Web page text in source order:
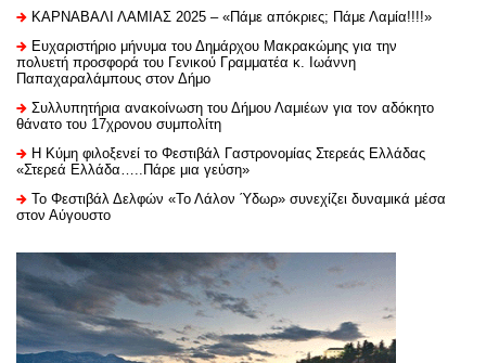
ΚΑΡΝΑΒΑΛΙ ΛΑΜΙΑΣ 2025 – «Πάμε απόκριες; Πάμε Λαμία!!!!»
Ευχαριστήριo μήνυμα του Δημάρχου Μακρακώμης για την
πολυετή προσφορά του Γενικού Γραμματέα κ. Ιωάννη
Παπαχαραλάμπους στον Δήμο
Συλλυπητήρια ανακοίνωση του Δήμου Λαμιέων για τον αδόκητο
θάνατο του 17χρονου συμπολίτη
Η Κύμη φιλοξενεί το Φεστιβάλ Γαστρονομίας Στερεάς Ελλάδας
«Στερεά Ελλάδα…..Πάρε μια γεύση»
Το Φεστιβάλ Δελφών «Το Λάλον Ύδωρ» συνεχίζει δυναμικά μέσα
στον Αύγουστο